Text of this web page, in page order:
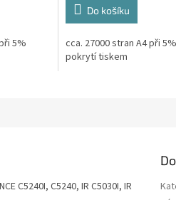
5%
Do košíku
cca. 27000 stran A4 při 5%
pokrytí tiskem
C5240I, C5240, IR C5030I, IR